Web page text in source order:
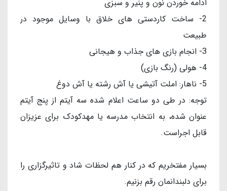
ادامه خوردن نون و پنیر و سبزی
2- ساخت کاردستی های خلاق با وسایل موجود در
طبیعت
3- انجام بازی های جذاب و هیجانی
4- هولی (رنگ بازی)
5- ناهار: املت آتیشی یا آش رشته یا آش دوغ
توجه: در طی دو ساعت اعلام شده سه آیتم از پنج آیتم
عنوان شده، به انتخاب مدرسه یا مهدکودک برای عزیزان
قابل اجراست.
بسیار مفتخریم که در کنار هم لحظات شاد و تاثیرگزاری را
برای دلبندانمان رقم بزنیم.